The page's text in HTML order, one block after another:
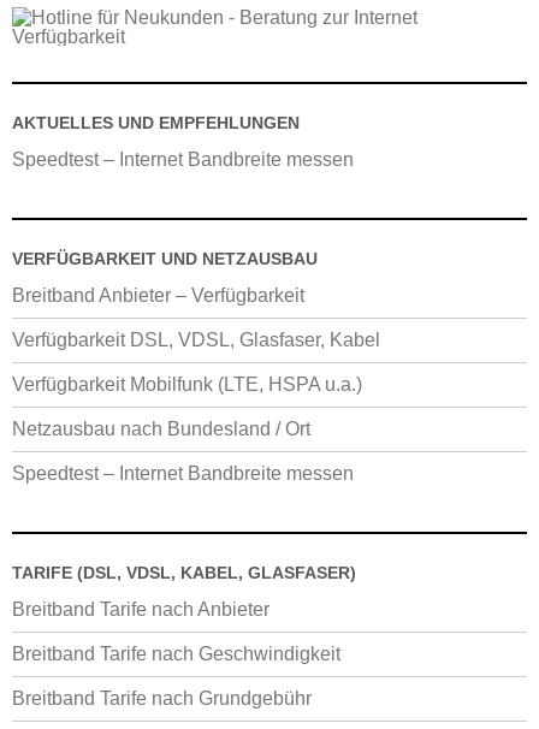
AKTUELLES UND EMPFEHLUNGEN
Speedtest – Internet Bandbreite messen
VERFÜGBARKEIT UND NETZAUSBAU
Breitband Anbieter – Verfügbarkeit
Verfügbarkeit DSL, VDSL, Glasfaser, Kabel
Verfügbarkeit Mobilfunk (LTE, HSPA u.a.)
Netzausbau nach Bundesland / Ort
Speedtest – Internet Bandbreite messen
TARIFE (DSL, VDSL, KABEL, GLASFASER)
Breitband Tarife nach Anbieter
Breitband Tarife nach Geschwindigkeit
Breitband Tarife nach Grundgebühr